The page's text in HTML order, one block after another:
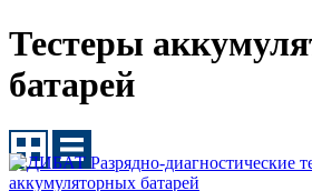
Тестеры
батарей